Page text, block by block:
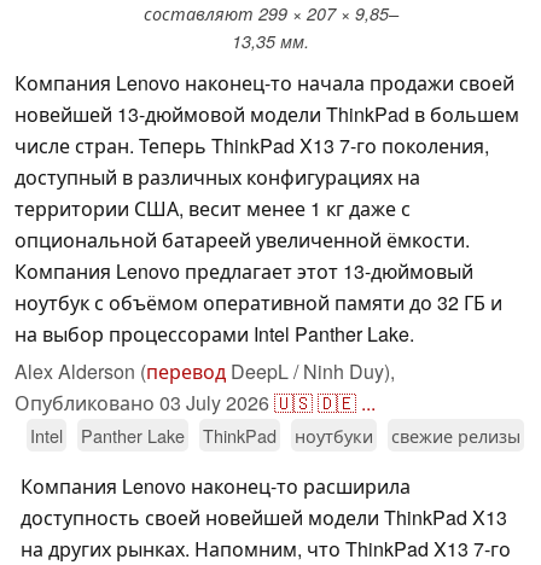
составляют 299 × 207 × 9,85–
13,35 мм.
Компания Lenovo наконец-то начала продажи своей
новейшей 13-дюймовой модели ThinkPad в большем
числе стран. Теперь ThinkPad X13 7-го поколения,
доступный в различных конфигурациях на
территории США, весит менее 1 кг даже с
опциональной батареей увеличенной ёмкости.
Компания Lenovo предлагает этот 13-дюймовый
ноутбук с объёмом оперативной памяти до 32 ГБ и
на выбор процессорами Intel Panther Lake.
Alex Alderson (перевод DeepL / Ninh Duy),
Опубликовано 03 July 2026🇺🇸🇩🇪 ...
Intel Panther Lake ThinkPad ноутбуки свежие релизы
Компания Lenovo наконец-то расширила
доступность своей новейшей модели ThinkPad X13
на других рынках. Напомним, что ThinkPad X13 7-го